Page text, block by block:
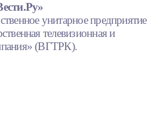
унитарное предприятие
телевизионная и
(ВГТРК).